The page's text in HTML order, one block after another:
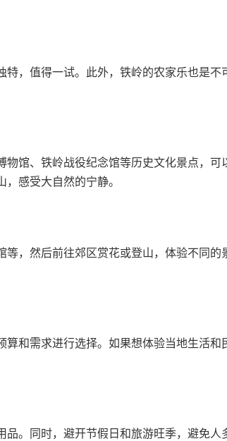
，值得一试。此外，铁岭的农家乐也是
馆、铁岭战役纪念馆等历史文化景点，可
感受大自然的宁静。
，然后前往郊区赏花或登山，体验不同的
和需求进行选择。如果想体验当地生活
。同时，避开节假日和旅游旺季，避免